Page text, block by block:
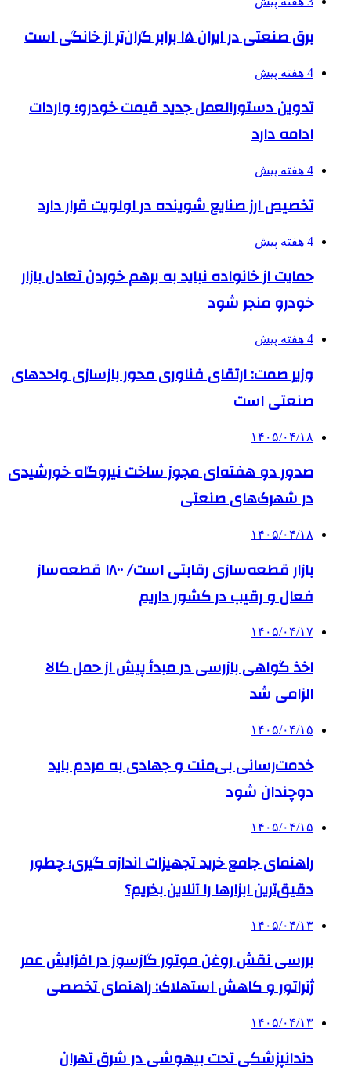
برق صنعتی در ایران ۱۵ برابر گران‌تر از خانگی است
4 هفته پیش
تدوین دستورالعمل جدید قیمت خودرو؛ واردات
ادامه دارد
4 هفته پیش
تخصیص ارز صنایع شوینده در اولویت قرار دارد
4 هفته پیش
حمایت از خانواده نباید به برهم خوردن تعادل بازار
خودرو منجر شود
4 هفته پیش
وزیر صمت: ارتقای فناوری محور بازسازی واحدهای
صنعتی است
۱۴۰۵/۰۴/۱۸
صدور دو هفته‌ای مجوز ساخت نیروگاه خورشیدی
در شهرک‌های صنعتی
۱۴۰۵/۰۴/۱۸
بازار قطعه‌سازی رقابتی است/ ۱۸۰۰ قطعه‌ساز
فعال و رقیب در کشور داریم
۱۴۰۵/۰۴/۱۷
اخذ گواهی بازرسی در مبدأ پیش از حمل کالا
الزامی شد
۱۴۰۵/۰۴/۱۵
خدمت‌رسانی بی‌منت و جهادی به مردم باید
دوچندان شود
۱۴۰۵/۰۴/۱۵
راهنمای جامع خرید تجهیزات اندازه گیری؛ چطور
دقیق‌ترین ابزارها را آنلاین بخریم؟
۱۴۰۵/۰۴/۱۳
بررسی نقش روغن موتور گازسوز در افزایش عمر
ژنراتور و کاهش استهلاک: راهنمای تخصصی
۱۴۰۵/۰۴/۱۳
دندانپزشکی تحت بیهوشی در شرق تهران